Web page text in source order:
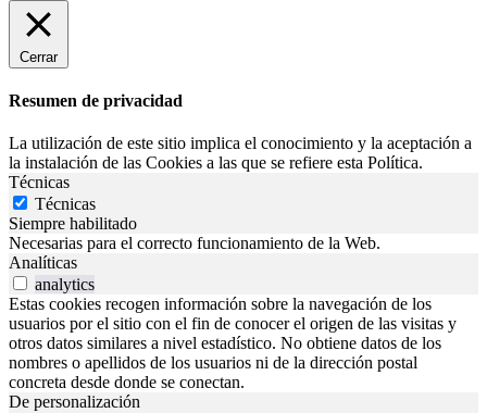
Cerrar
Resumen de privacidad
La utilización de este sitio implica el conocimiento y la aceptación a
la instalación de las Cookies a las que se refiere esta Política.
Técnicas
Técnicas
Siempre habilitado
Necesarias para el correcto funcionamiento de la Web.
Analíticas
analytics
Estas cookies recogen información sobre la navegación de los
usuarios por el sitio con el fin de conocer el origen de las visitas y
otros datos similares a nivel estadístico. No obtiene datos de los
nombres o apellidos de los usuarios ni de la dirección postal
concreta desde donde se conectan.
De personalización